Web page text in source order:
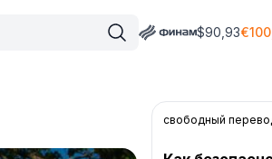
$90,93€
свободный